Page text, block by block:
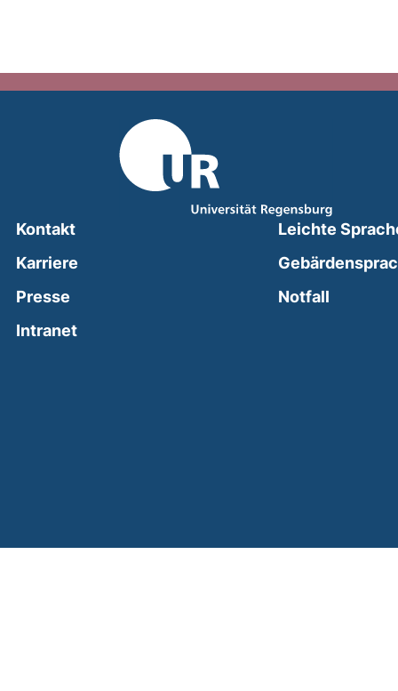
Kontakt
Karriere
Presse
Intranet(external link, opens in a new window)
Leichte
Notfall